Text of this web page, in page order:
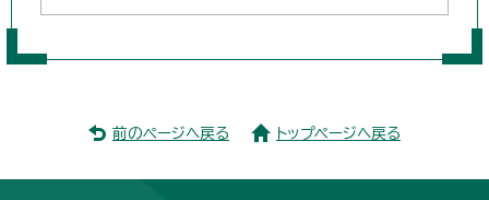
前のページへ戻る トップページへ戻る